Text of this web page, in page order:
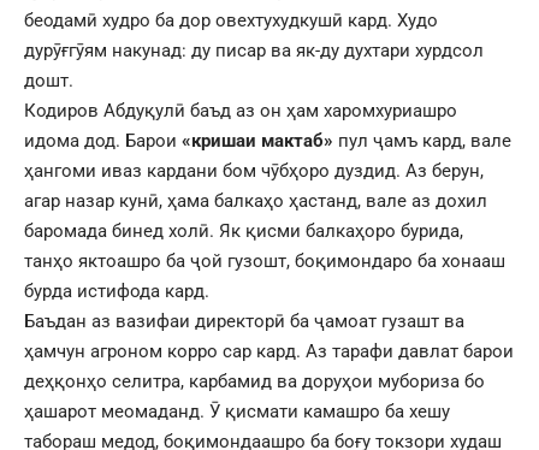
беодамӣ худро ба дор овехтухудкушӣ кард. Худо
дурӯғгӯям накунад: ду писар ва як-ду духтари хурдсол
дошт.
Кодиров Абдуқулӣ баъд аз он ҳам харомхуриашро
идома дод. Барои «кришаи мактаб» пул ҷамъ кард, вале
ҳангоми иваз кардани бом чӯбҳоро дуздид. Аз берун,
агар назар кунӣ, ҳама балкаҳо ҳастанд, вале аз дохил
баромада бинед холӣ. Як қисми балкаҳоро бурида,
танҳо яктоашро ба ҷой гузошт, боқимондаро ба хонааш
бурда истифода кард.
Баъдан аз вазифаи директорӣ ба ҷамоат гузашт ва
ҳамчун агроном корро сар кард. Аз тарафи давлат барои
деҳқонҳо селитра, карбамид ва доруҳои мубориза бо
ҳашарот меомаданд. Ӯ қисмати камашро ба хешу
табораш медод, боқимондаашро ба боғу токзори худаш